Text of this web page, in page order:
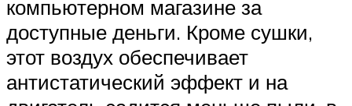
компьютерном магазине за
доступные деньги. Кроме сушки,
этот воздух обеспечивает
антистатический эффект и на